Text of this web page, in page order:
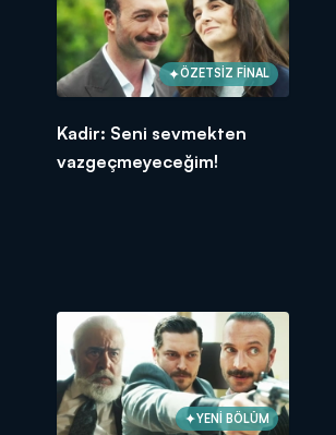
ÖZETSİZ FİNAL
Kadir: Seni sevmekten
vazgeçmeyeceğim!
YENİ BÖLÜM